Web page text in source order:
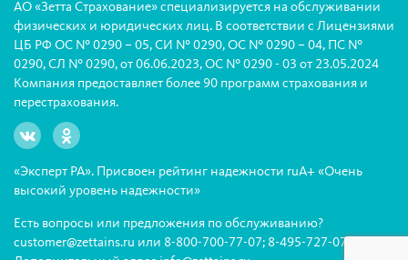
АО «Зетта Страхование» специализируется на обслуживании
физических и юридических лиц. В соответствии с Лицензиями
ЦБ РФ ОС № 0290 – 05, СИ № 0290, ОС № 0290 – 04, ПС №
0290, СЛ № 0290, от 06.06.2023, ОС № 0290 - 03 от 23.05.2024
Компания предоставляет более 90 программ страхования и
перестрахования.
«Эксперт РА». Присвоен рейтинг надежности ruА+ «Очень
высокий уровень надежности»
Есть вопросы или предложения по обслуживанию?
customer@zettains.ru или 8-800-700-77-07; 8-495-727-07-07